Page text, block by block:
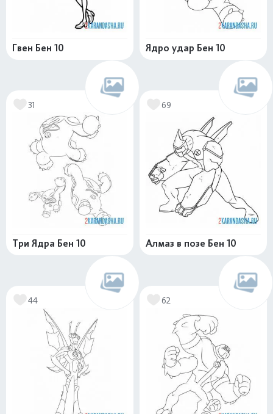
Гвен Бен 10 Ядро удар Бен 10
31
Три Ядра Бен 10
69
Алмаз в позе Бен 10
44 62